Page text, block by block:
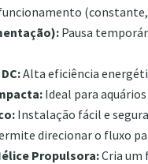
Pausa
Alta eficiência
Ideal para
Instalação fácil e
direcionar o fluxo
Propulsora:Cria um